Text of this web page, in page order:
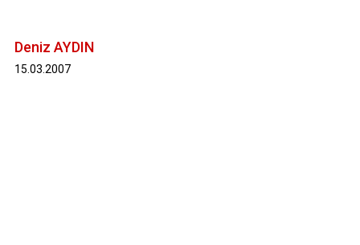
Deniz AYDIN
15.03.2007